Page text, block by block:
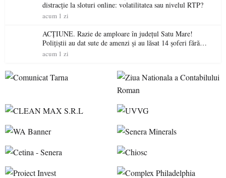
distracție la sloturi online: volatilitatea sau nivelul RTP?
acum 1 zi
ACȚIUNE. Razie de amploare în județul Satu Mare!
Polițiștii au dat sute de amenzi și au lăsat 14 șoferi fără
permis într-o singură zi
acum 1 zi